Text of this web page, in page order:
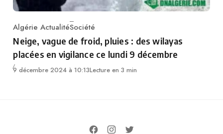
Category
Algérie ActualitéSociété
Neige, vague de froid, pluies : des wilayas
placées en vigilance ce lundi 9 décembre
9 décembre 2024 à 10:13Lecture en 3 min